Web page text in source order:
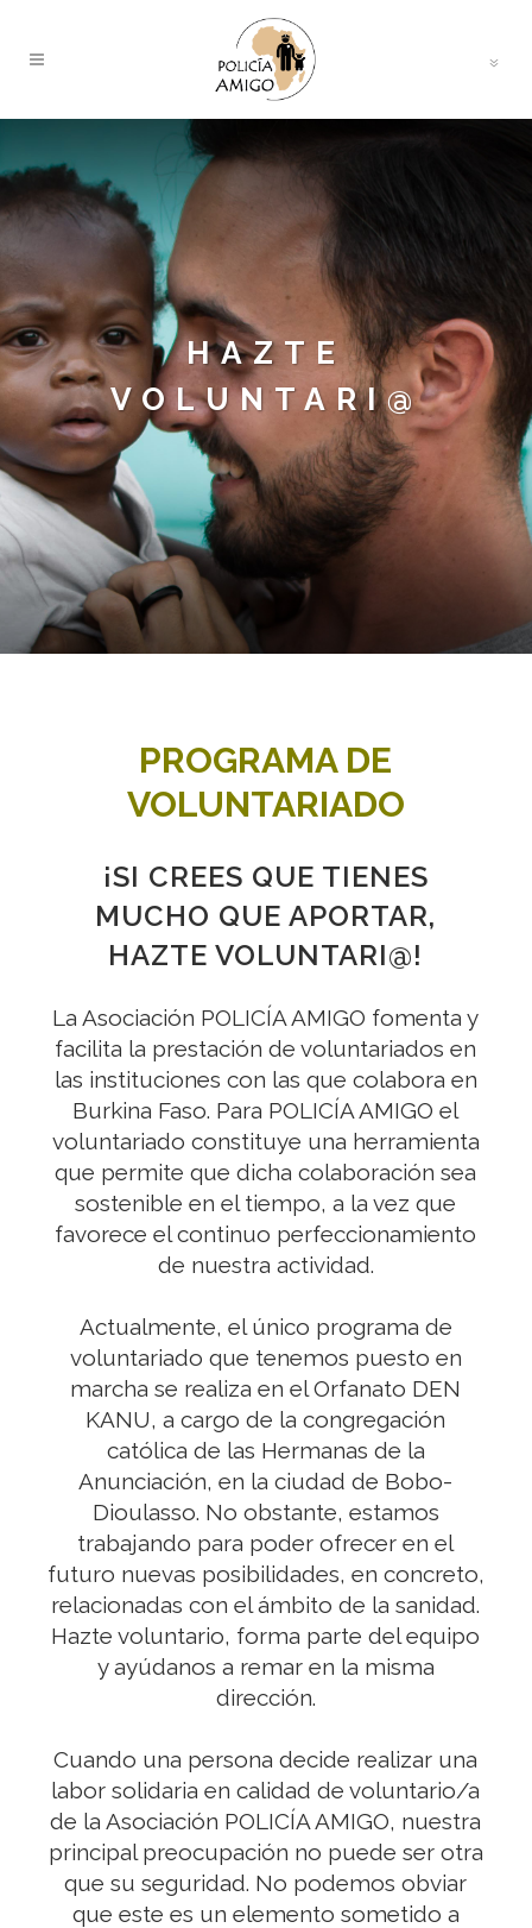
HAZTE
VOLUNTARI@
PROGRAMA DE
VOLUNTARIADO
¡SI CREES QUE TIENES
MUCHO QUE APORTAR,
HAZTE VOLUNTARI@!
La Asociación POLICÍA AMIGO fomenta y
facilita la prestación de voluntariados en
las instituciones con las que colabora en
Burkina Faso. Para POLICÍA AMIGO el
voluntariado constituye una herramienta
que permite que dicha colaboración sea
sostenible en el tiempo, a la vez que
favorece el continuo perfeccionamiento
de nuestra actividad.
Actualmente, el único programa de
voluntariado que tenemos puesto en
marcha se realiza en el Orfanato DEN
KANU, a cargo de la congregación
católica de las Hermanas de la
Anunciación, en la ciudad de Bobo-
Dioulasso. No obstante, estamos
trabajando para poder ofrecer en el
futuro nuevas posibilidades, en concreto,
relacionadas con el ámbito de la sanidad.
Hazte voluntario, forma parte del equipo
y ayúdanos a remar en la misma
dirección.
Cuando una persona decide realizar una
labor solidaria en calidad de voluntario/a
de la Asociación POLICÍA AMIGO, nuestra
principal preocupación no puede ser otra
que su seguridad. No podemos obviar
que este es un elemento sometido a